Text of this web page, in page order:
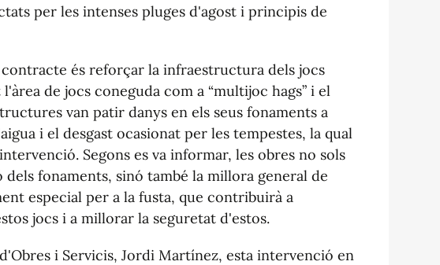
per les intenses pluges d'agost i principis de
és reforçar la infraestructura dels jocs
de jocs coneguda com a “multijoc hags” i el
van patir danys en els seus fonaments a
i el desgast ocasionat per les tempestes, la qual
Segons es va informar, les obres no sols
fonaments, sinó també la millora general de
especial per a la fusta, que contribuirà a
jocs i a millorar la seguretat d'estos.
i Servicis, Jordi Martínez, esta intervenció en